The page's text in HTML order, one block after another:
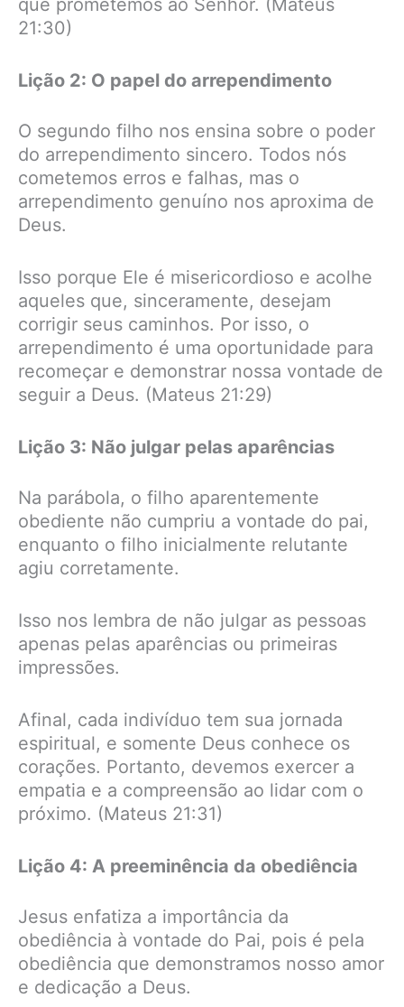
que prometemos ao Senhor. (Mateus
21:30)
Lição 2: O papel do arrependimento
O segundo filho nos ensina sobre o poder
do arrependimento sincero. Todos nós
cometemos erros e falhas, mas o
arrependimento genuíno nos aproxima de
Deus.
Isso porque Ele é misericordioso e acolhe
aqueles que, sinceramente, desejam
corrigir seus caminhos. Por isso, o
arrependimento é uma oportunidade para
recomeçar e demonstrar nossa vontade de
seguir a Deus. (Mateus 21:29)
Lição 3: Não julgar pelas aparências
Na parábola, o filho aparentemente
obediente não cumpriu a vontade do pai,
enquanto o filho inicialmente relutante
agiu corretamente.
Isso nos lembra de não julgar as pessoas
apenas pelas aparências ou primeiras
impressões.
Afinal, cada indivíduo tem sua jornada
espiritual, e somente Deus conhece os
corações. Portanto, devemos exercer a
empatia e a compreensão ao lidar com o
próximo. (Mateus 21:31)
Lição 4: A preeminência da obediência
Jesus enfatiza a importância da
obediência à vontade do Pai, pois é pela
obediência que demonstramos nosso amor
e dedicação a Deus.